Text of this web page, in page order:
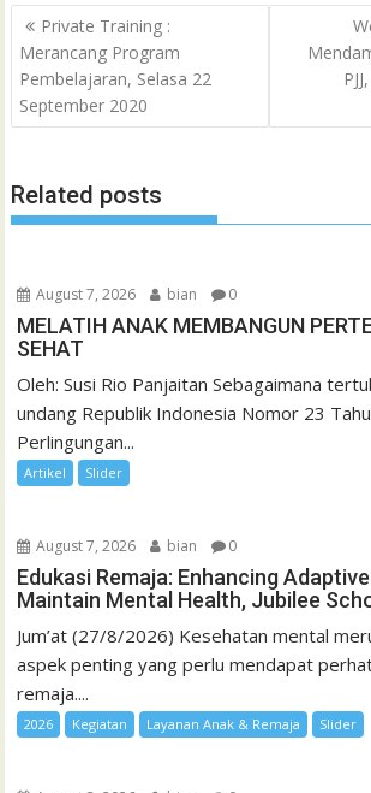
o
o
k
e
r
A
p
p
a
l
a
t
Post
navigation
Private Training :
Merancang Program
Pembelajaran, Selasa 22
September 2020
Related posts
August 7, 2026 bian 0
MELATIH ANAK MEMBANGUN
SEHAT
Oleh: Susi Rio Panjaitan Sebagaimana
undang Republik Indonesia Nomor 23
Perlingungan...
Artikel Slider
August 7, 2026 bian 0
Edukasi Remaja: Enhancing
Maintain Mental Health, Jubilee
Jum’at (27/8/2026) Kesehatan mental
aspek penting yang perlu mendapat
remaja....
2026 Kegiatan Layanan Anak & Remaja Slider